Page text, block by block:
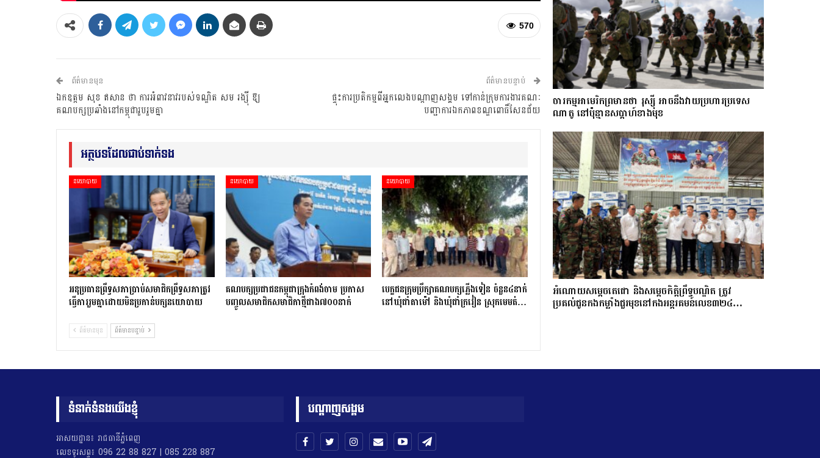
570
ព័ត៌មានមុន
ឯកឧត្តម សុខ ឥសាន ថា ការអំពាវនាវរបស់ទណ្ឌិត សម រង្ស៊ី ឱ្យ
គណបក្សប្រឆាំងនៅកម្ពុជារួបរួមគ្នា
ព័ត៌មានបន្ទាប់
ផ្ទុះការប្រតិកម្មពីអ្នកលេងបណ្តាញសង្គម ទៅកាន់ក្រុមការងារគណៈ
បញ្ជាការឯកភាពខណ្ឌពោធិ៍សែនជ័យ
អត្ថបទដែលជាប់ទាក់ទង
នយោបាយ
អនុប្រធានព្រឹទ្ធសភាប្រាប់សមាជិកព្រឹទ្ធសភាត្រូវ
ធ្វើការរួមគ្នាដោយមិនប្រកាន់បក្សនយោបាយ
នយោបាយ
គណបក្សប្រជាជនកម្ពុជាក្រុងកំពង់ចាម ប្រកាស
បញ្ចូលសមាជិកសមាជិកាថ្មីជាង៧០០នាក់
នយោបាយ
បេក្ខជនក្រុមប្រឹក្សាគណបក្សភ្លើងទៀន ចំនួន៤នាក់
នៅឃុំជាំតាម៉ៅ និងឃុំជាំក្រវៀន ស្រុកមេមត់…
ព័ត៌មានមុន ព័ត៌មានបន្ទាប់
ចារកម្ម​អាមេរិក​ព្រមាន​ថា​ រុស្ស៊ី​ អាចនឹងវាយប្រហារប្រទេស​​
ណា​តូ ​នៅ​ប៉ុន្មាន​សប្តាហ៍​​ខាង​មុខ​​
អំណោយសម្តេចតេជោ និងសម្តេចកិត្តិព្រឹទ្ធបណ្ឌិត ត្រូវ
ប្រគល់ជូនកងកម្លាំងជួរមុខនៅកងអន្តរគមន៍លេខ៣២៤…
ទំនាក់ទំនងយើងខ្ញុំ
អាសយដ្ឋាន៖ រាជធានីភ្នំពេញ
លេខទូរសព្ទ៖ 096 22 88 827 | 085 228 887
បណ្តាញសង្គម